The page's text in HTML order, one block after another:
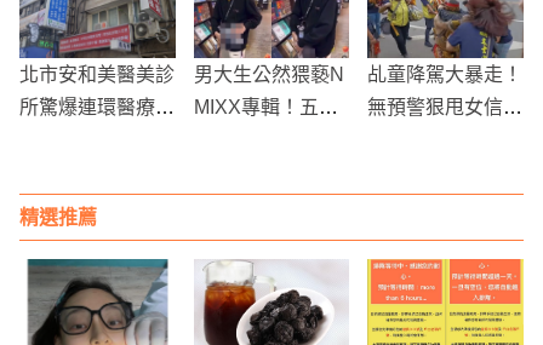
北市安和美醫美診
所驚爆連環醫療過
患豐胸險死
男大生公然猥褻N
MIXX專輯！五大
乩童降駕大暴走！
無預警狠甩女信眾
精選推薦